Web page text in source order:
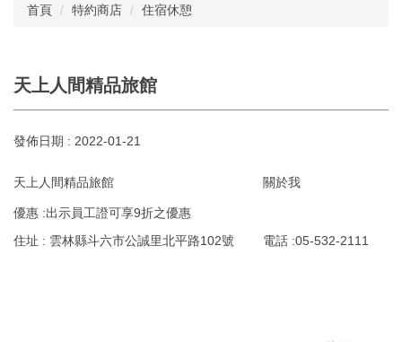
首頁 特約商店 住宿休憩
天上人間精品旅館
發佈日期 : 2022-01-21
天上人間精品旅館 關於我
優惠 :出示員工證可享9折之優惠
住址 : 雲林縣斗六市公誠里北平路102號
電話 :05-532-2111